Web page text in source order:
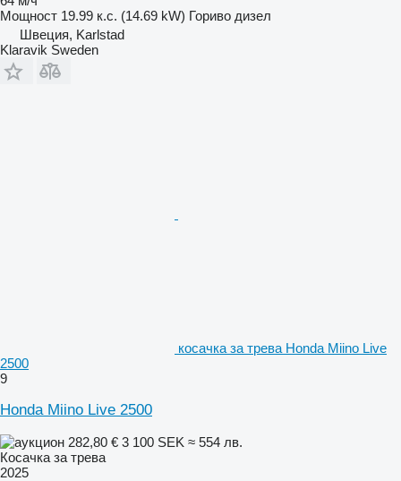
Мощност 19.99 к.с. (14.69 kW) Гориво дизел
Швеция, Karlstad
Klaravik Sweden
косачка за трева Honda Miino Live
2500
9
Honda Miino Live 2500
282,80 € 3 100 SEK ≈ 554 лв.
Косачка за трева
2025